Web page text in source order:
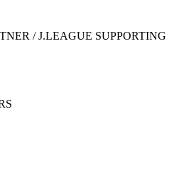
/ J.LEAGUE SUPPORTING